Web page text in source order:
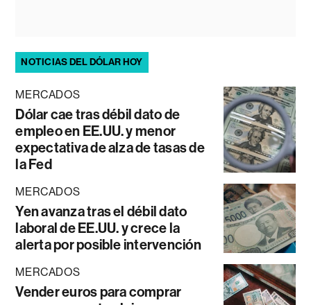
NOTICIAS DEL DÓLAR HOY
MERCADOS
Dólar cae tras débil dato de
empleo en EE.UU. y menor
expectativa de alza de tasas de
la Fed
MERCADOS
Yen avanza tras el débil dato
laboral de EE.UU. y crece la
alerta por posible intervención
MERCADOS
Vender euros para comprar